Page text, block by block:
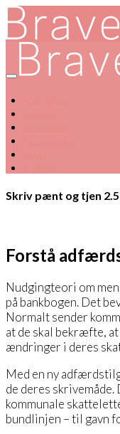
Skriv pænt og tjen
Forstå
Nudgingteori om
på bankbogen. Det
Normalt sender
at de skal bekræfte,
ændringer i deres
Med en ny
de deres
kommunale
bundlinjen – til gavn